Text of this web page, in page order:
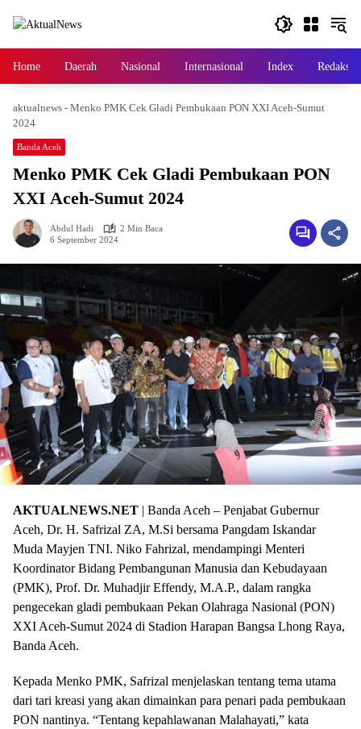
Home Daerah Nasional Internasional Index Redaksi
aktualnews - Menko PMK Cek Gladi Pembukaan PON XXI Aceh-Sumut
2024
Banda Aceh
Menko PMK Cek Gladi Pembukaan PON
XXI Aceh-Sumut 2024
Abdul Hadi
2 Min Baca
6 September 2024
AKTUALNEWS.NET | Banda Aceh – Penjabat Gubernur
Aceh, Dr. H. Safrizal ZA, M.Si bersama Pangdam Iskandar
Muda Mayjen TNI. Niko Fahrizal, mendampingi Menteri
Koordinator Bidang Pembangunan Manusia dan Kebudayaan
(PMK), Prof. Dr. Muhadjir Effendy, M.A.P., dalam rangka
pengecekan gladi pembukaan Pekan Olahraga Nasional (PON)
XXI Aceh-Sumut 2024 di Stadion Harapan Bangsa Lhong Raya,
Banda Aceh.
Kepada Menko PMK, Safrizal menjelaskan tentang tema utama
dari tari kreasi yang akan dimainkan para penari pada pembukaan
PON nantinya. “Tentang kepahlawanan Malahayati,” kata